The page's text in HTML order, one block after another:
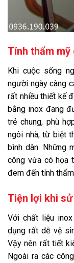
Tính thẩm mỹ
Khi cuộc sống
người ngày càng
rất nhiều thiết kế
bằng inox đang
trẻ chung, phù
ngôi nhà, từ biệt
bình dân. Những
công vừa có họa
đem đến tính
Tiện lợi khi
Với chất liệu
dụng rất dễ vệ
Vậy nên rất tiết
Ngoài ra các